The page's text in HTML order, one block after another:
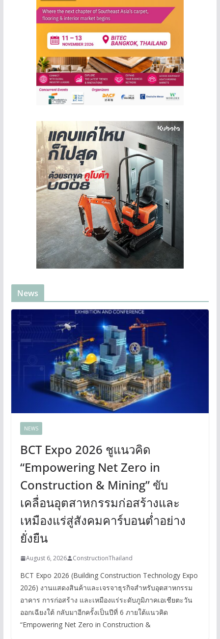
News
NEWS
BCT Expo 2026 ชูแนวคิด
“Empowering Net Zero in
Construction & Mining” ขับ
เคลื่อนอุตสาหกรรมก่อสร้างและ
เหมืองแร่สู่สังคมคาร์บอนต่ำอย่าง
ยั่งยืน
August 6, 2026 ConstructionThailand
BCT Expo 2026 (Building Construction Technology Expo
2026) งานแสดงสินค้าและเจรจาธุรกิจสำหรับอุตสาหกรรม
อาคาร การก่อสร้าง และเหมืองแร่ระดับภูมิภาคเอเชียตะวัน
ออกเฉียงใต้ กลับมาอีกครั้งเป็นปีที่ 6 ภายใต้แนวคิด
“Empowering Net Zero in Construction &